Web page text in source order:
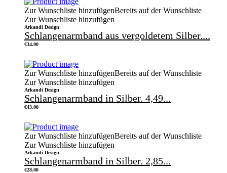
Zur Wunschliste hinzufügenBereits auf der Wunschliste
Zur Wunschliste hinzufügen
Arkandi Design
Schlangenarmband aus vergoldetem Silber....
€34.00
Zur Wunschliste hinzufügenBereits auf der Wunschliste
Zur Wunschliste hinzufügen
Arkandi Design
Schlangenarmband in Silber. 4,49...
€43.00
Zur Wunschliste hinzufügenBereits auf der Wunschliste
Zur Wunschliste hinzufügen
Arkandi Design
Schlangenarmband in Silber. 2,85...
€28.00